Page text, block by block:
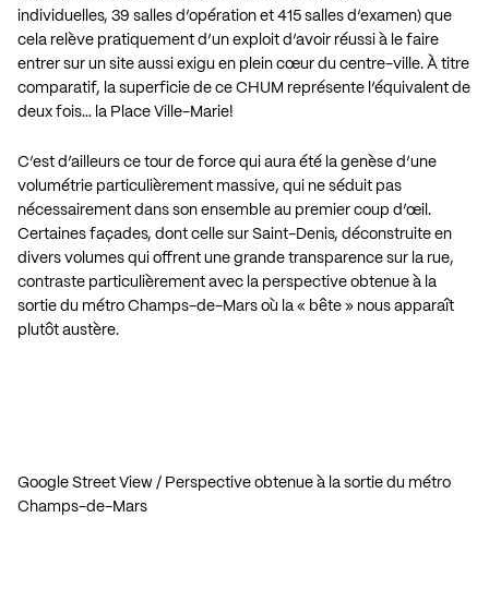
individuelles, 39 salles d’opération et 415 salles d’examen) que
cela relève pratiquement d’un exploit d’avoir réussi à le faire
entrer sur un site aussi exigu en plein cœur du centre-ville. À titre
comparatif, la superficie de ce CHUM représente l’équivalent de
deux fois… la Place Ville-Marie!
C’est d’ailleurs ce tour de force qui aura été la genèse d’une
volumétrie particulièrement massive, qui ne séduit pas
nécessairement dans son ensemble au premier coup d’œil.
Certaines façades, dont celle sur Saint-Denis, déconstruite en
divers volumes qui offrent une grande transparence sur la rue,
contraste particulièrement avec la perspective obtenue à la
sortie du métro Champs-de-Mars où la « bête » nous apparaît
plutôt austère.
Google Street View / Perspective obtenue à la sortie du métro
Champs-de-Mars